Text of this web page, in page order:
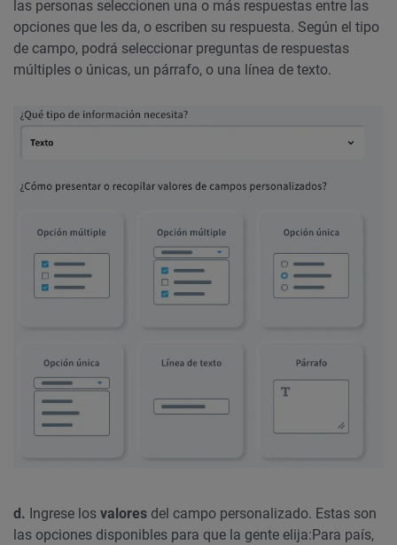
las personas seleccionen una o más respuestas entre las
opciones que les da, o escriben su respuesta. Según el tipo
de campo, podrá seleccionar preguntas de respuestas
múltiples o únicas, un párrafo, o una línea de texto.
d. Ingrese los valores del campo personalizado. Estas son
las opciones disponibles para que la gente elija:Para país,